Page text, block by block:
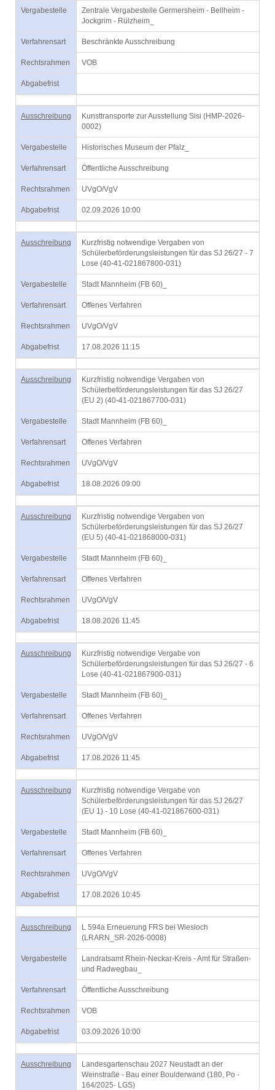
Vergabestelle
Zentrale Vergabestelle Germersheim - Bellheim -
Jockgrim - Rülzheim_
Verfahrensart Beschränkte Ausschreibung
Rechtsrahmen VOB
Abgabefrist
Ausschreibung
Kunsttransporte zur Ausstellung Sisi (HMP-2026-
0002)
Vergabestelle Historisches Museum der Pfalz_
Verfahrensart Öffentliche Ausschreibung
Rechtsrahmen UVgO/VgV
Abgabefrist 02.09.2026 10:00
Ausschreibung
Kurzfristig notwendige Vergaben von
Schülerbeförderungsleistungen für das SJ 26/27 - 7
Lose (40-41-021867800-031)
Vergabestelle Stadt Mannheim (FB 60)_
Verfahrensart Offenes Verfahren
Rechtsrahmen UVgO/VgV
Abgabefrist 17.08.2026 11:15
Ausschreibung
Kurzfristig notwendige Vergaben von
Schülerbeförderungsleistungen für das SJ 26/27
(EU 2) (40-41-021867700-031)
Vergabestelle Stadt Mannheim (FB 60)_
Verfahrensart Offenes Verfahren
Rechtsrahmen UVgO/VgV
Abgabefrist 18.08.2026 09:00
Ausschreibung
Kurzfristig notwendige Vergaben von
Schülerbeförderungsleistungen für das SJ 26/27
(EU 5) (40-41-021868000-031)
Vergabestelle Stadt Mannheim (FB 60)_
Verfahrensart Offenes Verfahren
Rechtsrahmen UVgO/VgV
Abgabefrist 18.08.2026 11:45
Ausschreibung
Kurzfristig notwendige Vergabe von
Schülerbeförderungsleistungen für das SJ 26/27 - 6
Lose (40-41-021867900-031)
Vergabestelle Stadt Mannheim (FB 60)_
Verfahrensart Offenes Verfahren
Rechtsrahmen UVgO/VgV
Abgabefrist 17.08.2026 11:45
Ausschreibung
Kurzfristig notwendige Vergabe von
Schülerbeförderungsleistungen für das SJ 26/27
(EU 1) - 10 Lose (40-41-021867600-031)
Vergabestelle Stadt Mannheim (FB 60)_
Verfahrensart Offenes Verfahren
Rechtsrahmen UVgO/VgV
Abgabefrist 17.08.2026 10:45
Ausschreibung
L 594a Erneuerung FRS bei Wiesloch
(LRARN_SR-2026-0008)
Vergabestelle
Landratsamt Rhein-Neckar-Kreis - Amt für Straßen-
und Radwegbau_
Verfahrensart Öffentliche Ausschreibung
Rechtsrahmen VOB
Abgabefrist 03.09.2026 10:00
Ausschreibung
Landesgartenschau 2027 Neustadt an der
Weinstraße - Bau einer Boulderwand (180, Po -
164/2025- LGS)